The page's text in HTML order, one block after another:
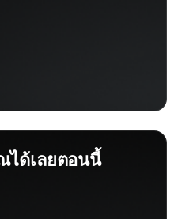
ได้เลยตอนนี้